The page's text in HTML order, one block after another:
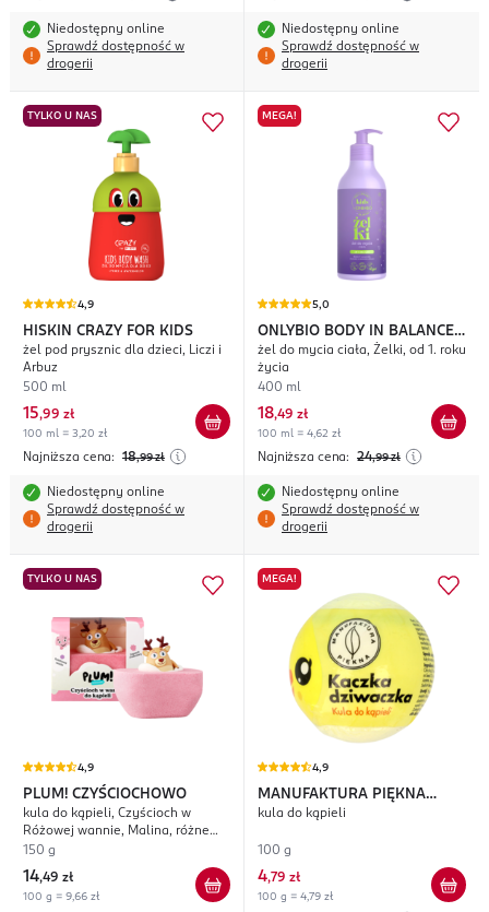
Niedostępny online
Sprawdź dostępność w
drogerii
Niedostępny online
Sprawdź dostępność w
drogerii
TYLKO U NAS
4,9
HISKIN CRAZY FOR KIDS
żel pod prysznic dla dzieci, Liczi i
Arbuz
500 ml
15,99 zł
100 ml = 3,20 zł
Najniższa cena: 18,99 zł
Niedostępny online
Sprawdź dostępność w
drogerii
MEGA!
5,0
ONLYBIO BODY IN BALANCE
Kids
żel do mycia ciała, Żelki, od 1. roku
życia
400 ml
18,49 zł
100 ml = 4,62 zł
Najniższa cena: 24,99 zł
Niedostępny online
Sprawdź dostępność w
drogerii
TYLKO U NAS
4,9
PLUM! CZYŚCIOCHOWO
kula do kąpieli, Czyścioch w
Różowej wannie, Malina, różne
rodzaje
150 g
14,49 zł
100 g = 9,66 zł
MEGA!
4,9
MANUFAKTURA PIĘKNA
Kaczka Dziwaczka
kula do kąpieli
100 g
4,79 zł
100 g = 4,79 zł